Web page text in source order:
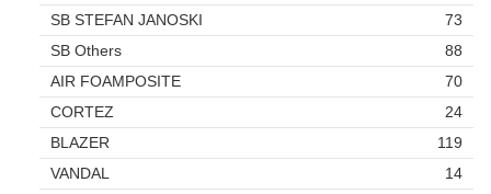
SB STEFAN JANOSKI
73
SB Others
88
AIR FOAMPOSITE
70
CORTEZ
24
BLAZER
119
VANDAL
14